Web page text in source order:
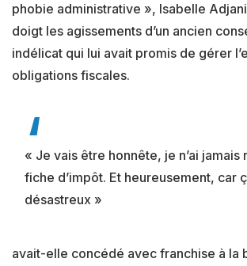
phobie administrative », Isabelle
doigt les agissements d’un ancien
indélicat qui lui avait promis de gérer
obligations fiscales.
« Je vais être honnête, je n’ai jamais
fiche d’impôt. Et heureusement, car
désastreux »
avait-elle concédé avec franchise à la